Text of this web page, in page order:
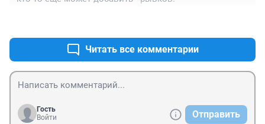
Читать все комментарии
Гость
Войти
Отправить